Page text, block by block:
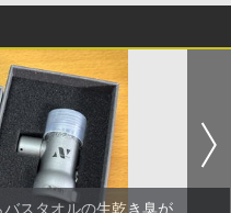
スタオルの生乾き臭が